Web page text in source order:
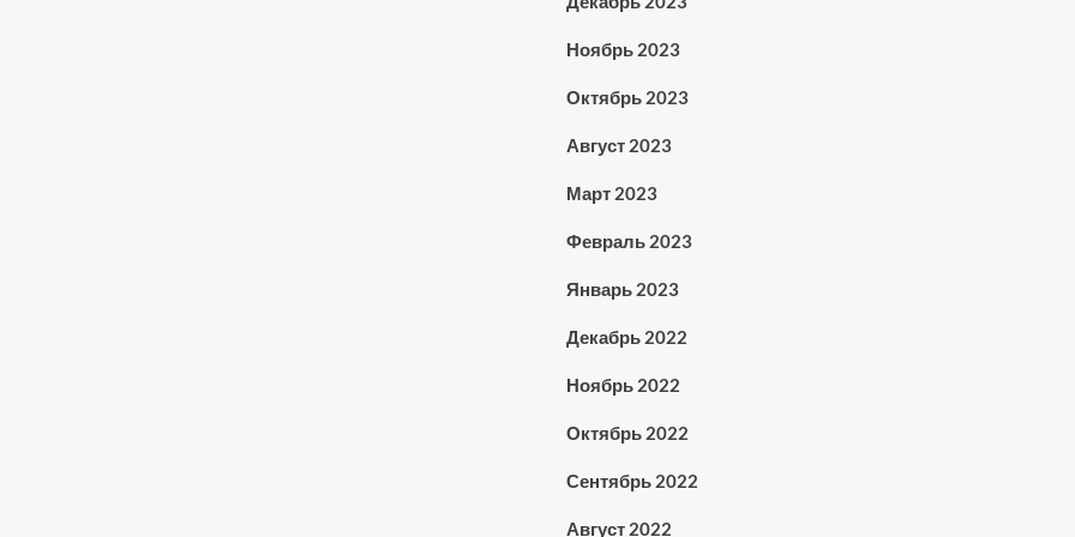
Ноябрь 2023
Октябрь 2023
Август 2023
Март 2023
Февраль 2023
Январь 2023
Декабрь 2022
Ноябрь 2022
Октябрь 2022
Сентябрь 2022
Август 2022